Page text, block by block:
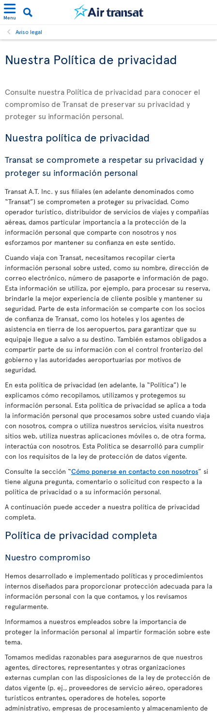
Menu
Aviso legal
Nuestra Política de privacidad
Consulte nuestra Política de privacidad para conocer el
compromiso de Transat de preservar su privacidad y
proteger su información personal.
Nuestra política de privacidad
Transat se compromete a respetar su privacidad y
proteger su información personal
Transat A.T. Inc. y sus filiales (en adelante denominados como
“Transat”) se comprometen a proteger su privacidad. Como
operador turístico, distribuidor de servicios de viajes y compañías
aéreas, damos particular importancia a la protección de la
información personal que comparte con nosotros y nos
esforzamos por mantener su confianza en este sentido.
Cuando viaja con Transat, necesitamos recopilar cierta
información personal sobre usted, como su nombre, dirección de
correo electrónico, número de pasaporte e información de pago.
Esta información se utiliza, por ejemplo, para procesar su reserva,
brindarle la mejor experiencia de cliente posible y mantener su
seguridad. Parte de esta información se comparte con los socios
de confianza de Transat, como los hoteles y los agentes de
asistencia en tierra de los aeropuertos, para garantizar que su
equipaje llegue a salvo a su destino. También estamos obligados a
compartir parte de su información con el control fronterizo del
gobierno y las autoridades aeroportuarias por motivos de
seguridad.
En esta política de privacidad (en adelante, la “Política”) le
explicamos cómo recopilamos, utilizamos y protegemos su
información personal. Esta política de privacidad se aplica a toda
la información personal que procesamos sobre usted cuando viaja
con nosotros, compra o utiliza nuestros servicios, visita nuestros
sitios web, utiliza nuestras aplicaciones móviles o, de otra forma,
interactúa con nosotros. Esta Política se desarrolló para cumplir
con los requisitos de la ley de protección de datos vigente.
Consulte la sección “Cómo ponerse en contacto con nosotros” si
tiene alguna pregunta, comentario o solicitud con respecto a la
política de privacidad o a su información personal.
A continuación puede acceder a nuestra política de privacidad
completa.
Política de privacidad completa
Nuestro compromiso
Hemos desarrollado e implementado políticas y procedimientos
internos diseñados para proporcionar protección adecuada para la
información personal con la que contamos, y los revisamos
regularmente.
Informamos a nuestros empleados sobre la importancia de
proteger la información personal al impartir formación sobre este
tema.
Tomamos medidas razonables para asegurarnos de que nuestros
agentes, directores, representantes y otras organizaciones
externas cumplan con las disposiciones de la ley de protección de
datos vigente (p. ej., proveedores de servicio aéreo, operadores
turísticos entrantes, operadores de hoteles, soporte
administrativo, empresas de procesamiento y almacenamiento de